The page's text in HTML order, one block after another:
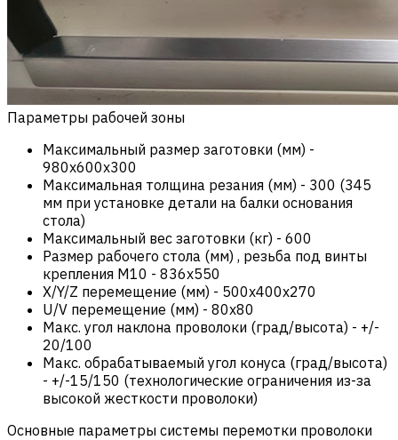
Параметры рабочей зоны
Максимальный размер заготовки (мм) -
980х600х300
Максимальная толщина резания (мм) - 300 (345
мм при установке детали на балки основания
стола)
Максимальный вес заготовки (кг) - 600
Размер рабочего стола (мм) , резьба под винты
крепления М10 - 836х550
X/Y/Z перемещение (мм) - 500х400х270
U/V перемещение (мм) - 80х80
Макс. угол наклона проволоки (град/высота) - +/-
20/100
Макс. обрабатываемый угол конуса (град/высота)
- +/-15/150 (технологические ограничения из-за
высокой жесткости проволоки)
Основные параметры системы перемотки проволоки